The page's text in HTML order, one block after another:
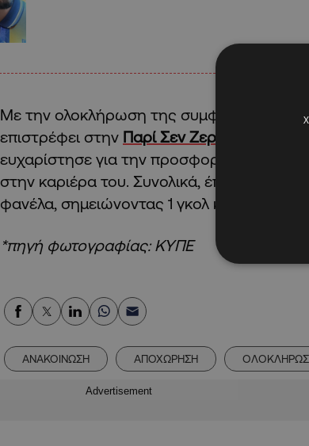
Με την ολοκλήρωση της συμφωνίας
επιστρέφει στην Παρί Σεν Ζερμέν
ευχαρίστησε για την προσφορά του και
στην καριέρα του. Συνολικά, έπαιξε 24
φανέλα, σημειώνοντας 1 γκολ και 1 ασίστ.
*πηγή φωτογραφίας: ΚΥΠΕ
ΑΝΑΚΟΙΝΩΣΗ ΑΠΟΧΩΡΗΣΗ
Advertisement